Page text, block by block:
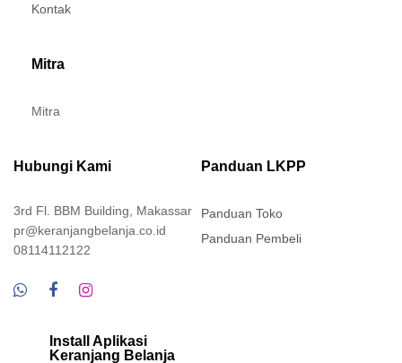
Kontak
Mitra
Mitra
Hubungi Kami
3rd Fl. BBM Building, Makassar
pr@keranjangbelanja.co.id
08114112122
Panduan LKPP
Panduan Toko
Panduan Pembeli
Install Aplikasi
Keranjang Belanja